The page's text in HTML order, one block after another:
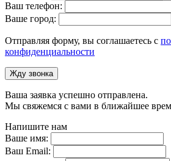
Ваш телефон:
Ваше город:
Отправляя форму, вы соглашаетесь с
конфиденциальности
Жду звонка
Ваша заявка успешно отправлена.
Мы свяжемся с вами в ближайшее
Напишите нам
Ваше имя:
Ваш Email: